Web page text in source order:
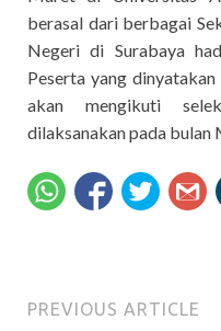
berasal dari berbagai
Negeri di Surabaya
Peserta yang
akan mengikuti
dilaksanakan pada bulan
PREVIOUS ARTICLE